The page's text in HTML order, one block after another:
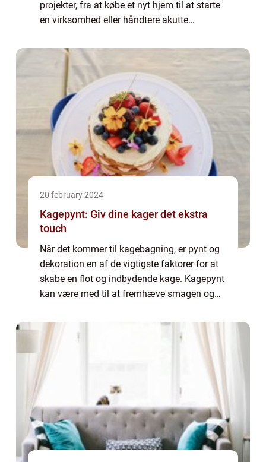
projekter, fra at købe et nyt hjem til at starte
en virksomhed eller håndtere akutte
20 february 2024
Kagepynt: Giv dine kager det ekstra
touch
Når det kommer til kagebagning, er pynt og
dekoration en af de vigtigste faktorer for at
skabe en flot og indbydende kage. Kagepynt
kan være med til at fremhæve smagen og
touch, som får dine gæster til at blive ...